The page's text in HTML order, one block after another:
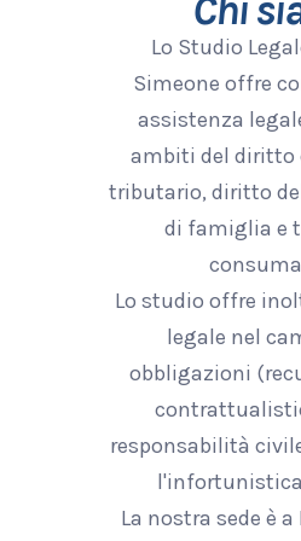
Lo Studio
Simeone offre
assistenza
ambiti del diritto
tributario, diritto
di famiglia e
Lo studio offre
legale nel
obbligazioni
responsabilità
La nostra sede è